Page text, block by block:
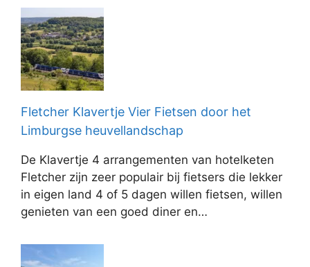
Fletcher Klavertje Vier Fietsen door het
Limburgse heuvellandschap
De Klavertje 4 arrangementen van hotelketen
Fletcher zijn zeer populair bij fietsers die lekker
in eigen land 4 of 5 dagen willen fietsen, willen
genieten van een goed diner en…